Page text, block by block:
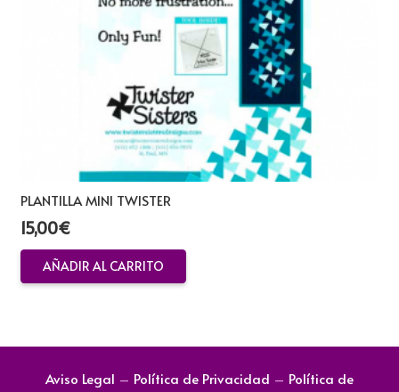
PLANTILLA MINI TWISTER
15,00€
AÑADIR AL CARRITO
Aviso Legal – Política de Privacidad – Política de